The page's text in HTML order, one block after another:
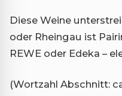
Diese Weine
oder Rheingau ist
REWE oder Edeka –
(Wortzahl Abschnitt: